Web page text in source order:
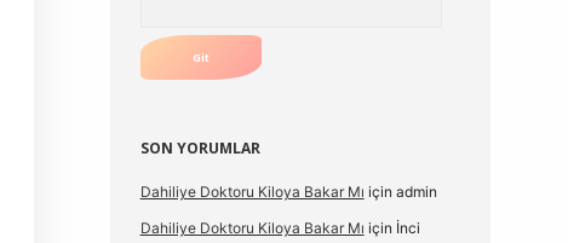
SON YORUMLAR
Dahiliye Doktoru Kiloya Bakar Mı için admin
Dahiliye Doktoru Kiloya Bakar Mı için İnci